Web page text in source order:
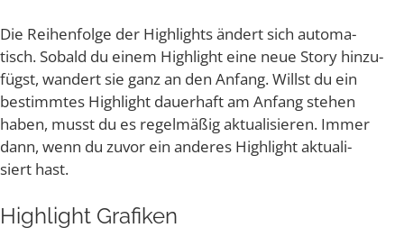
Die Rei­hen­fol­ge der High­lights ändert sich auto­ma­
tisch. Sobald du einem High­light eine neue Sto­ry hin­zu­
fügst, wan­dert sie ganz an den Anfang. Willst du ein
bestimm­tes High­light dau­er­haft am Anfang ste­hen
haben, musst du es regel­mä­ßig aktua­li­sie­ren. Immer
dann, wenn du zuvor ein ande­res High­light aktua­li­
siert hast.
High­light Grafiken